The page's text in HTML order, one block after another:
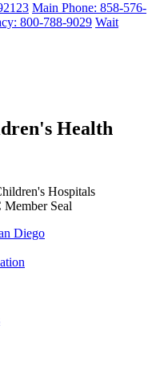
Main Phone: 858-576-
800-788-9029 Wait
Health
Diego